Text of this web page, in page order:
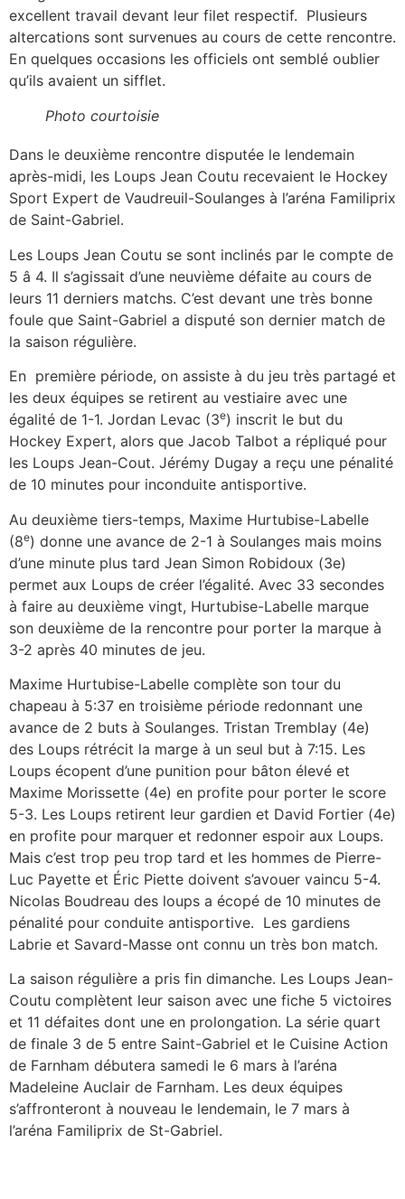
excellent travail devant leur filet respectif. Plusieurs
altercations sont survenues au cours de cette rencontre.
En quelques occasions les officiels ont semblé oublier
qu’ils avaient un sifflet.
Photo courtoisie
Dans le deuxième rencontre disputée le lendemain
après-midi, les Loups Jean Coutu recevaient le Hockey
Sport Expert de Vaudreuil-Soulanges à l’aréna Familiprix
de Saint-Gabriel.
Les Loups Jean Coutu se sont inclinés par le compte de
5 â 4. Il s’agissait d’une neuvième défaite au cours de
leurs 11 derniers matchs. C’est devant une très bonne
foule que Saint-Gabriel a disputé son dernier match de
la saison régulière.
En première période, on assiste à du jeu très partagé et
les deux équipes se retirent au vestiaire avec une
égalité de 1-1. Jordan Levac (3e) inscrit le but du
Hockey Expert, alors que Jacob Talbot a répliqué pour
les Loups Jean-Cout. Jérémy Dugay a reçu une pénalité
de 10 minutes pour inconduite antisportive.
Au deuxième tiers-temps, Maxime Hurtubise-Labelle
(8e) donne une avance de 2-1 à Soulanges mais moins
d’une minute plus tard Jean Simon Robidoux (3e)
permet aux Loups de créer l’égalité. Avec 33 secondes
à faire au deuxième vingt, Hurtubise-Labelle marque
son deuxième de la rencontre pour porter la marque à
3-2 après 40 minutes de jeu.
Maxime Hurtubise-Labelle complète son tour du
chapeau à 5:37 en troisième période redonnant une
avance de 2 buts à Soulanges. Tristan Tremblay (4e)
des Loups rétrécit la marge à un seul but à 7:15. Les
Loups écopent d’une punition pour bâton élevé et
Maxime Morissette (4e) en profite pour porter le score
5-3. Les Loups retirent leur gardien et David Fortier (4e)
en profite pour marquer et redonner espoir aux Loups.
Mais c’est trop peu trop tard et les hommes de Pierre-
Luc Payette et Éric Piette doivent s’avouer vaincu 5-4.
Nicolas Boudreau des loups a écopé de 10 minutes de
pénalité pour conduite antisportive. Les gardiens
Labrie et Savard-Masse ont connu un très bon match.
La saison régulière a pris fin dimanche. Les Loups Jean-
Coutu complètent leur saison avec une fiche 5 victoires
et 11 défaites dont une en prolongation. La série quart
de finale 3 de 5 entre Saint-Gabriel et le Cuisine Action
de Farnham débutera samedi le 6 mars à l’aréna
Madeleine Auclair de Farnham. Les deux équipes
s’affronteront à nouveau le lendemain, le 7 mars à
l’aréna Familiprix de St-Gabriel.